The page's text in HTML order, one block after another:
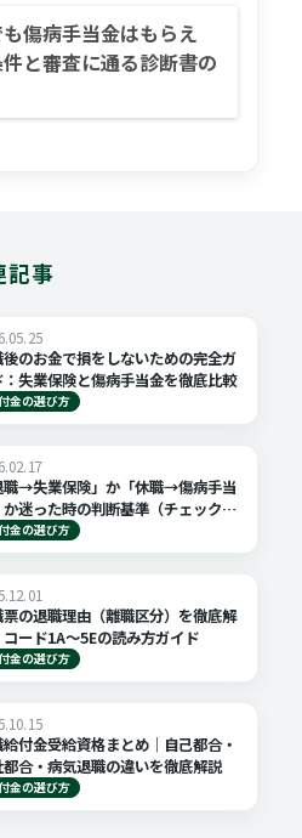
傷病手当金はもらえ
と審査に通る診断書の
記事
のお金で損をしないための完全ガ
：失業保険と傷病手当金を徹底比較
金の選び方
職→失業保険」か「休職→傷病手当
迷った時の判断基準（チェックリ
き）
金の選び方
の退職理由（離職区分）を徹底解
ード1A〜5Eの読み方ガイド
金の選び方
付金受給資格まとめ｜自己都合・
合・病気退職の違いを徹底解説
金の選び方